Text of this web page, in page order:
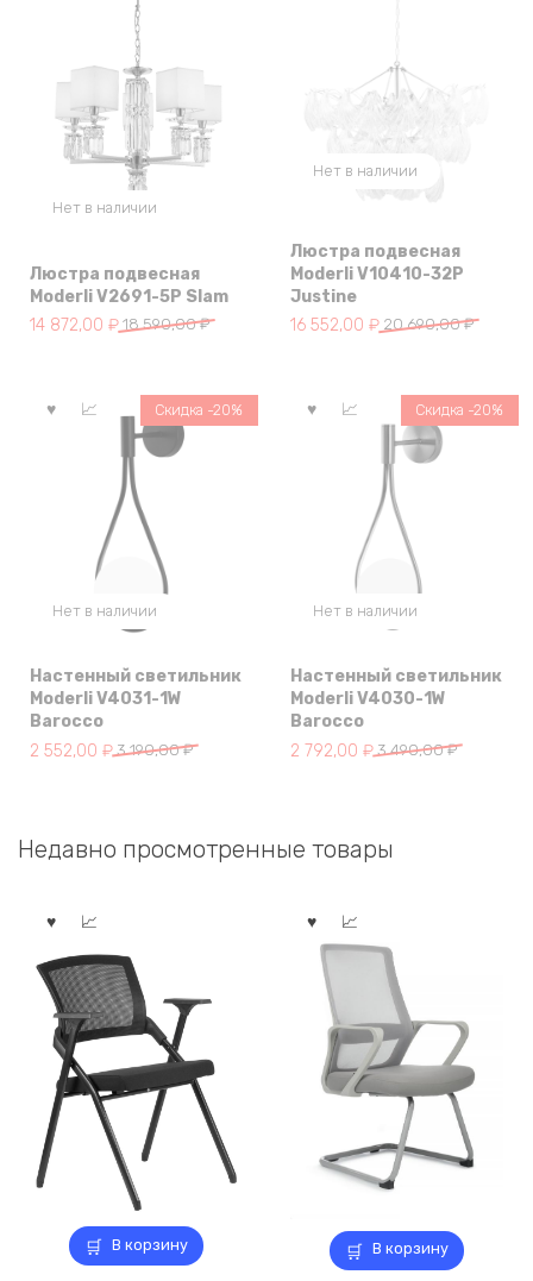
Нет в наличии
Люстра подвесная
Moderli V2691-5P Slam
18 590,00₽
Первоначальная
14 872,00 ₽
Текущая
872,00 ₽.
Нет в наличии
Люстра подвесная
Moderli V10410-32P
Justine
20 690,00₽
Первоначальная
16 552,00 ₽
Текущая
552,00 ₽.
Нет в наличии
Скидка -20%
Настенный светильник
Moderli V4031-1W
Barocco
3 190,00₽
Первоначальная
190,00 ₽.
2 552,00 ₽
Текущая
Нет в наличии
Скидка -20%
Настенный светильник
Moderli V4030-1W
Barocco
3 490,00₽
Первоначальная
490,00 ₽.
2 792,00 ₽
Текущая
Недавно просмотренные товары
В корзину В корзину